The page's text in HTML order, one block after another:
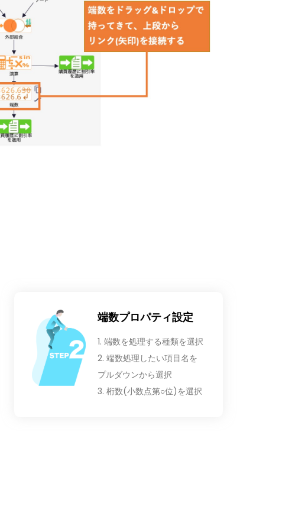
端数プロパティ設定
1. 端数を処理する種類を選択
2. 端数処理したい項目名を
プルダウンから選択
3. 桁数(小数点第○位)を選択